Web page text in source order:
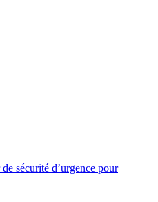
sécurité d’urgence pour